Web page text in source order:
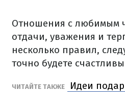
Отношения с любимым
отдачи, уважения и
несколько правил,
точно будете
ЧИТАЙТЕ ТАКЖЕ
Идеи